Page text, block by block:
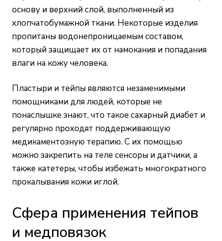
основу и верхний слой, выполненный из
хлопчатобумажной ткани. Некоторые изделия
пропитаны водонепроницаемым составом,
который защищает их от намокания и попадания
влаги на кожу человека.
Пластыри и тейпы являются незаменимыми
помощниками для людей, которые не
понаслышке знают, что такое сахарный диабет и
регулярно проходят поддерживающую
медикаментозную терапию. С их помощью
можно закрепить на теле сенсоры и датчики, а
также катетеры, чтобы избежать многократного
прокалывания кожи иглой.
Сфера применения тейпов
и медповязок